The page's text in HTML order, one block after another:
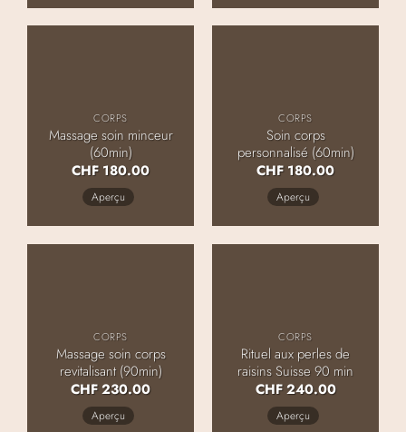
CORPS
Massage soin minceur
(60min)
CHF 180.00
Aperçu
CORPS
Soin corps
personnalisé (60min)
CHF 180.00
Aperçu
CORPS
Massage soin corps
revitalisant (90min)
CHF230.00
Aperçu
CORPS
Rituel aux perles de
raisins Suisse 90 min
CHF240.00
Aperçu